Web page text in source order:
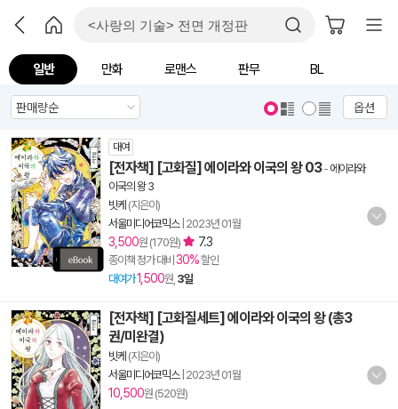
일반 만화 로맨스 판무 BL
옵션
대여
[전자책] [고화질] 에이라와 이국의 왕 03- 에이라와
이국의 왕 3
빗케 (지은이)
서울미디어코믹스| 2023년 01월
3,500원 (170원) 7.3
종이책 정가 대비 30%할인
대여가1,500원, 3일
[전자책] [고화질세트] 에이라와 이국의 왕 (총3
권/미완결)
빗케 (지은이)
서울미디어코믹스| 2023년 01월
10,500원 (520원)